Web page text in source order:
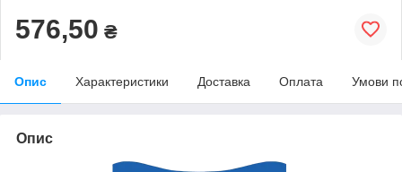
576,50 ₴
Опис Характеристики Доставка Оплата Умови
Опис